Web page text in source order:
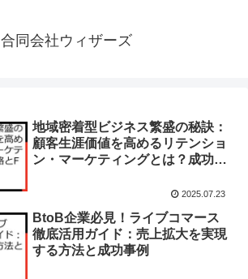
合同会社ウィザーズ
地域密着型ビジネス繁盛の秘訣：
顧客生涯価値を高めるリテンショ
ン・マーケティングとは？成功戦
2025.07.23
BtoB企業必見！ライブコマース
徹底活用ガイド：売上拡大を実現
する方法と成功事例